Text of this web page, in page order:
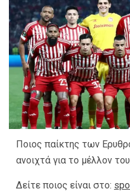
Ποιος παίκτης των
ανοιχτά για το μέλλον
Δείτε ποιος είναι στο: